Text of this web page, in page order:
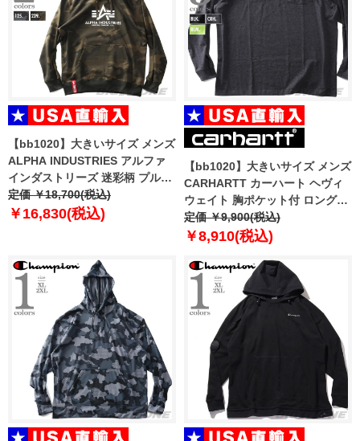
【bb1020】大きいサイズ メンズ
ALPHA INDUSTRIES アルファ
インダストリーズ 迷彩柄 プルオ
ーバー パーカー Basic hoody
Camo USA直輸入 178312c
定価 ￥18,700(税込)
￥16,830(税込)
【bb1020】大きいサイズ メンズ
CARHARTT カーハート ヘヴィ
ウェイト 胸ポケット付 ロングス
リーブ Tシャツ ルーズフィット
USA直輸入 k126
定価 ￥9,900(税込)
￥8,910(税込)